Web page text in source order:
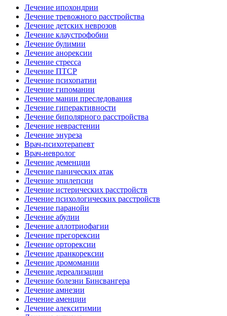
Лечение ипохондрии
Лечение тревожного расстройства
Лечение детских неврозов
Лечение клаустрофобии
Лечение булимии
Лечение анорексии
Лечение стресса
Лечение ПТСР
Лечение психопатии
Лечение гипомании
Лечение мании преследования
Лечение гиперактивности
Лечение биполярного расстройства
Лечение неврастении
Лечение энуреза
Врач-психотерапевт
Врач-невролог
Лечение деменции
Лечение панических атак
Лечение эпилепсии
Лечение истерических расстройств
Лечение психологических расстройств
Лечение паранойи
Лечение абулии
Лечение аллотриофагии
Лечение прегорексии
Лечение орторексии
Лечение дранкорексии
Лечение дромомании
Лечение дереализации
Лечение болезни Бинсвангера
Лечение амнезии
Лечение аменции
Лечение алекситимии